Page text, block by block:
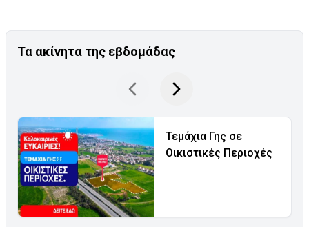
Τα ακίνητα της εβδομάδας
Τεμάχια Γης σε
Οικιστικές Περιοχές